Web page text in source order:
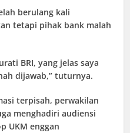
berulang kali
tetapi pihak bank malah
BRI, yang jelas saya
dijawab,” tuturnya.
terpisah, perwakilan
menghadiri audiensi
UKM enggan